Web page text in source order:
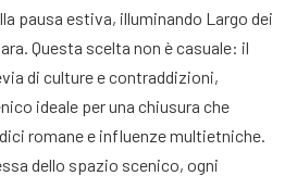
pausa estiva, illuminando Largo dei
Questa scelta non è casuale: il
di culture e contraddizioni,
ideale per una chiusura che
romane e influenze multietniche.
dello spazio scenico, ogni